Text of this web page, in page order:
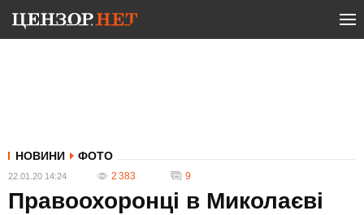
НОВИНИ ФОТО
22.01.20 14:24 2 383 9
Правоохоронці в Миколаєві